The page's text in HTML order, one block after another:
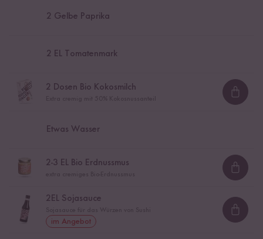
2 Gelbe Paprika
2 EL Tomatenmark
2 Dosen Bio Kokosmilch
Etwas Wasser
2-3 EL Bio Erdnussmus
2 EL Sojasauce
im Angebot